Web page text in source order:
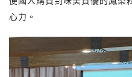
心力。